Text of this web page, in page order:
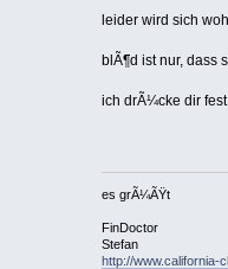
leider wird sich
blÃ¶d ist nur, dass
ich drÃ¼cke dir
es grÃ¼ÃŸt
FinDoctor
Stefan
http://www.california-